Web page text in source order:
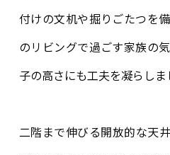
付けの文机や掘りごたつを
のリビングで過ごす家族の
子の高さにも工夫を凝らしま
二階まで伸びる開放的な天